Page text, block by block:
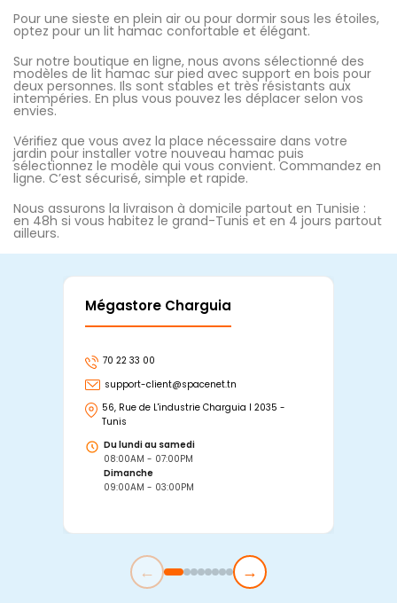
Pour une sieste en plein air ou pour dormir sous les étoiles,
optez pour un lit hamac confortable et élégant.
Sur notre boutique en ligne, nous avons sélectionné des
modèles de lit hamac sur pied avec support en bois pour
deux personnes. Ils sont stables et très résistants aux
intempéries. En plus vous pouvez les déplacer selon vos
envies.
Vérifiez que vous avez la place nécessaire dans votre
jardin pour installer votre nouveau hamac puis
sélectionnez le modèle qui vous convient. Commandez en
ligne. C’est sécurisé, simple et rapide.
Nous assurons la livraison à domicile partout en Tunisie :
en 48h si vous habitez le grand-Tunis et en 4 jours partout
ailleurs.
Mégastore Charguia
70 22 33 00
support-client@spacenet.tn
56, Rue de L'industrie Charguia I 2035 -
Tunis
Du lundi au samedi
08:00AM - 07:00PM
Dimanche
09:00AM - 03:00PM
← →